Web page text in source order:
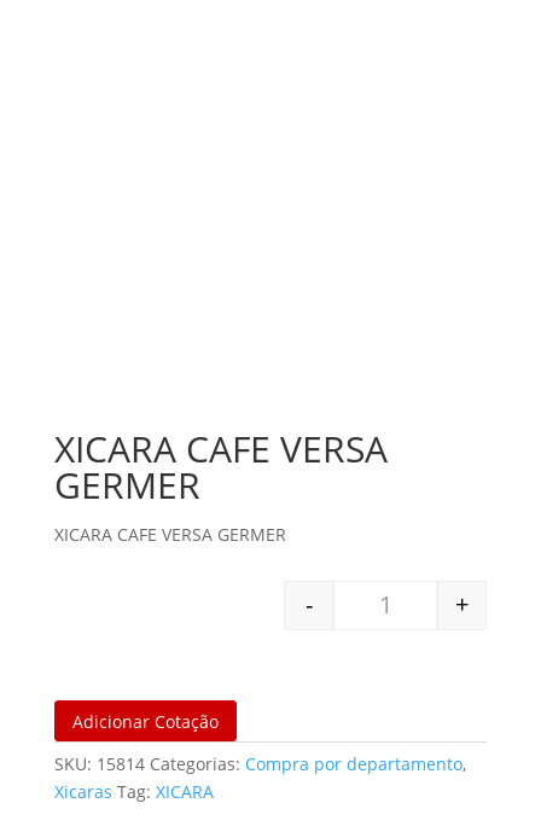
XICARA CAFE VERSA
GERMER
XICARA CAFE VERSA GERMER
XICARA CAFE
- +
Adicionar Cotação
SKU: 15814 Categorias: Compra por departamento,
Xicaras Tag: XICARA